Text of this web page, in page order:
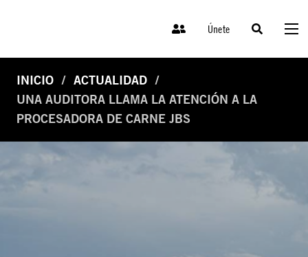
Únete
INICIO
ACTUALIDAD
UNA AUDITORA LLAMA LA ATENCIÓN A LA
PROCESADORA DE CARNE JBS